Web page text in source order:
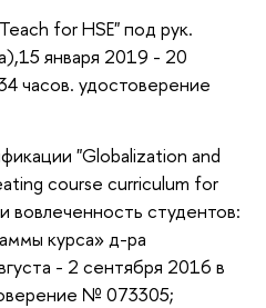
for HSE" под рук.
января 2019 - 20
часов. удостоверение
"Globalization and
course curriculum for
вовлеченность студентов:
курса» д-ра
- 2 сентября 2016 в
№ 073305;